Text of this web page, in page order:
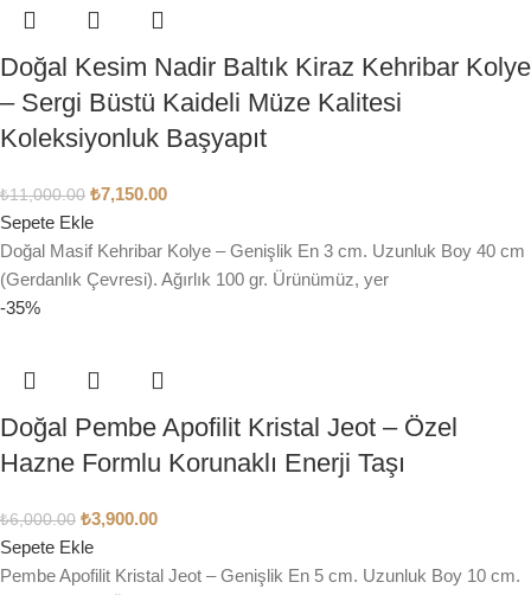
Doğal Kesim Nadir Baltık Kiraz Kehribar Kolye
– Sergi Büstü Kaideli Müze Kalitesi
Koleksiyonluk Başyapıt
₺11,000.00 ₺7,150.00
Sepete Ekle
Doğal Masif Kehribar Kolye – Genişlik En 3 cm. Uzunluk Boy 40 cm
(Gerdanlık Çevresi). Ağırlık 100 gr. Ürünümüz, yer
-35%
Doğal Pembe Apofilit Kristal Jeot – Özel
Hazne Formlu Korunaklı Enerji Taşı
₺6,000.00 ₺3,900.00
Sepete Ekle
Pembe Apofilit Kristal Jeot – Genişlik En 5 cm. Uzunluk Boy 10 cm.